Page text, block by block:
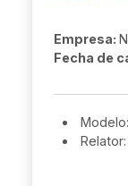
Empresa:
Fecha de